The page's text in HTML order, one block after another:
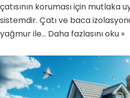
çatısının koruması için mutlaka
sistemdir. Çatı ve baca
yağmur ile… Daha fazlasını oku »